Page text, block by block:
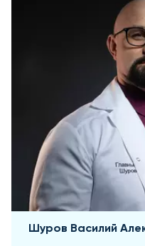
Шуров Василий